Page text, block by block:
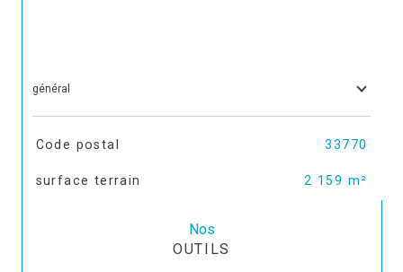
général
TRAD_SIROCCO_Caracteristique
Code postal 33770
surface terrain 2 159 m²
Nos
OUTILS